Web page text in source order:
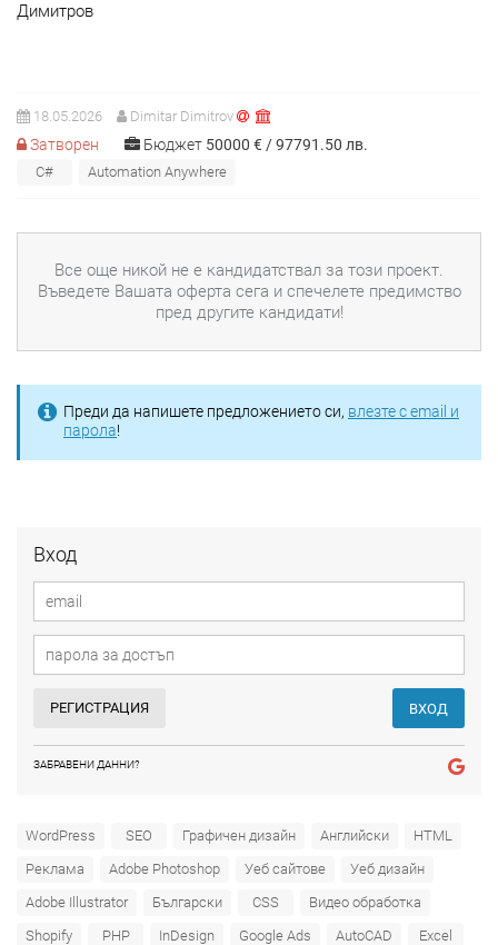
Вход
РЕГИСТРАЦИЯ ВХОД
ЗАБРАВЕНИ ДАННИ?
WordPress SEO Графичен дизайн Английски
HTML
Реклама
Adobe Photoshop Уеб сайтове
Уеб дизайн
Adobe Illustrator
Български CSS
Видео обработка
Shopify
PHP InDesign Google Ads AutoCAD
Excel
Димитров
18.05.2026 Dimitar Dimitrov
Затворен Бюджет 50000 € 97791.50 лв.
C# Automation Anywhere
Все още никой не е кандидатствал за този проект.
Въведете Вашата оферта сега и спечелете предимство
пред другите кандидати!
Преди да напишете предложението си, влезте с email и
парола!